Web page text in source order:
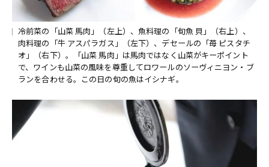
冷前菜の「山菜 馬肉」（左上）、魚料理の「旬魚 貝」（右上）、
肉料理の「牛 アスパラガス」（左下）、デセールの「苺 ピスタチ
オ」（右下）。「山菜 馬肉」は馬肉ではなく山菜がキーポイント
で、ワインも山菜の風味を尊重してロワールのソーヴィニヨン・ブ
ランを合わせる。この日の旬の魚はイシナギ。